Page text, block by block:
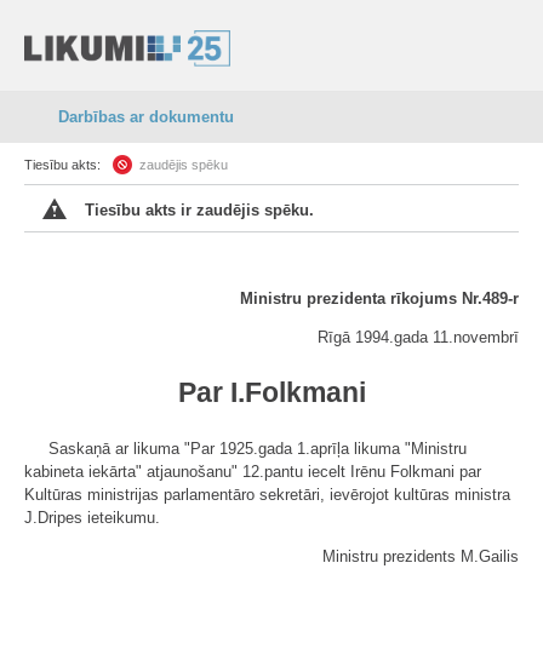
Darbības ar dokumentu
Tiesību akts: zaudējis spēku
Tiesību akts ir zaudējis spēku.
Ministru prezidenta rīkojums Nr.489-r
Rīgā 1994.gada 11.novembrī
Par I.Folkmani
Saskaņā ar likuma "Par 1925.gada 1.aprīļa likuma "Ministru
kabineta iekārta" atjaunošanu" 12.pantu iecelt Irēnu Folkmani par
Kultūras ministrijas parlamentāro sekretāri, ievērojot kultūras ministra
J.Dripes ieteikumu.
Ministru prezidents M.Gailis